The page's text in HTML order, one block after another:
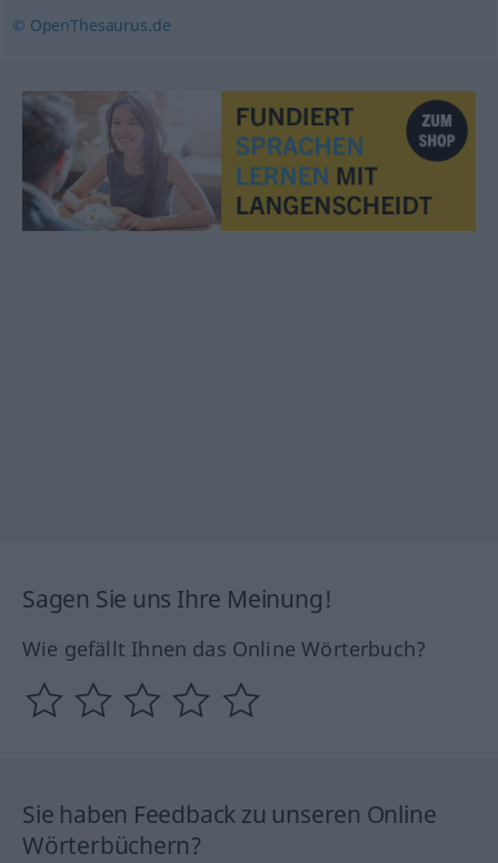
© OpenThesaurus.de
Sagen Sie uns Ihre Meinung!
Wie gefällt Ihnen das Online Wörterbuch?
Sie haben Feedback zu unseren Online
Wörterbüchern?